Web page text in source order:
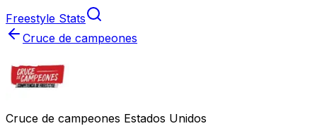
Freestyle Stats
Cruce de campeones
Cruce de campeones Estados Unidos